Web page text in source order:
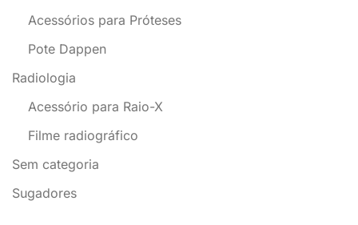
Acessórios para Próteses
Pote Dappen
Radiologia
Acessório para Raio-X
Filme radiográfico
Sem categoria
Sugadores